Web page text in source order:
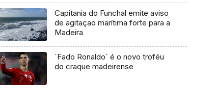
Capitania do Funchal emite aviso
de agitaçao marítima forte para a
Madeira
`Fado Ronaldo` é o novo troféu
do craque madeirense